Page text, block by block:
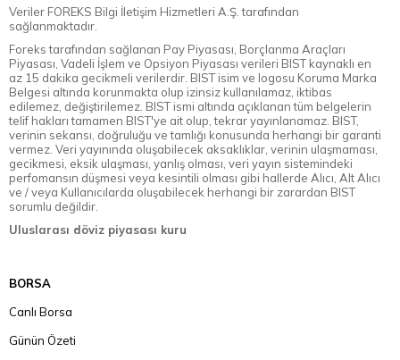
Veriler FOREKS Bilgi İletişim Hizmetleri A.Ş. tarafından
sağlanmaktadır.
Foreks tarafından sağlanan Pay Piyasası, Borçlanma Araçları
Piyasası, Vadeli İşlem ve Opsiyon Piyasası verileri BIST kaynaklı en
az 15 dakika gecikmeli verilerdir. BIST isim ve logosu Koruma Marka
Belgesi altında korunmakta olup izinsiz kullanılamaz, iktibas
edilemez, değiştirilemez. BIST ismi altında açıklanan tüm belgelerin
telif hakları tamamen BIST'ye ait olup, tekrar yayınlanamaz. BIST,
verinin sekansı, doğruluğu ve tamlığı konusunda herhangi bir garanti
vermez. Veri yayınında oluşabilecek aksaklıklar, verinin ulaşmaması,
gecikmesi, eksik ulaşması, yanlış olması, veri yayın sistemindeki
perfomansın düşmesi veya kesintili olması gibi hallerde Alıcı, Alt Alıcı
ve / veya Kullanıcılarda oluşabilecek herhangi bir zarardan BIST
sorumlu değildir.
Uluslarası döviz piyasası kuru
BORSA
Canlı Borsa
Günün Özeti